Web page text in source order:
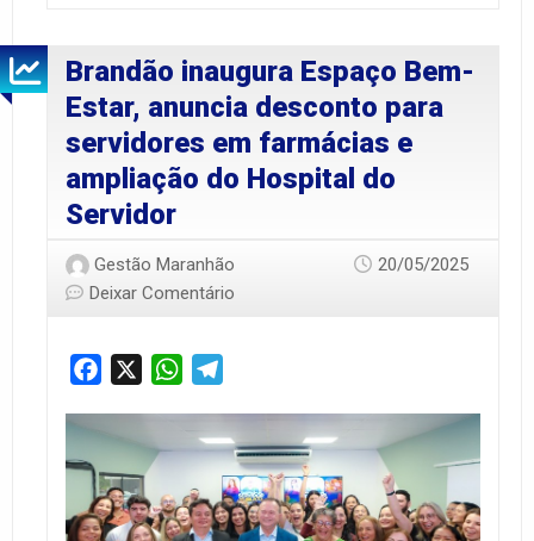
Brandão inaugura Espaço Bem-
Estar, anuncia desconto para
servidores em farmácias e
ampliação do Hospital do
Servidor
Gestão Maranhão
20/05/2025
Deixar Comentário
Facebook WhatsApp